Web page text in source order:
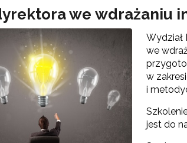
we wdrażaniu
Wydział
we
w
i
jest do